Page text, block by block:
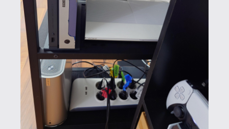
A konzoloknál is kisebb, dizájnos mini-PC
egy Lenovo Ideacentre 620s hetedik
generációs i7 procival, 16 GB RAM-al és
egy GeForce GTX 1050Ti-vel
megtámogatva retrózni, stratégiai
játékokhoz, internetezéshez elegendő.
Megjelenítőnek egy 49"-os Sony XH80-at